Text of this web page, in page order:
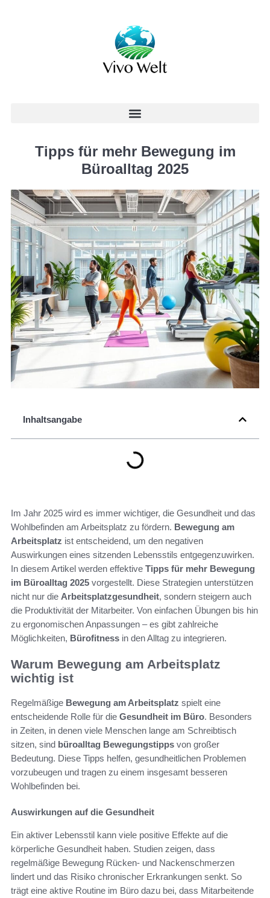
Tipps für mehr Bewegung im
Büroalltag 2025
Inhaltsangabe
Im Jahr 2025 wird es immer wichtiger, die Gesundheit und das
Wohlbefinden am Arbeitsplatz zu fördern. Bewegung am
Arbeitsplatz ist entscheidend, um den negativen
Auswirkungen eines sitzenden Lebensstils entgegenzuwirken.
In diesem Artikel werden effektive Tipps für mehr Bewegung
im Büroalltag 2025 vorgestellt. Diese Strategien unterstützen
nicht nur die Arbeitsplatzgesundheit, sondern steigern auch
die Produktivität der Mitarbeiter. Von einfachen Übungen bis hin
zu ergonomischen Anpassungen – es gibt zahlreiche
Möglichkeiten, Bürofitness in den Alltag zu integrieren.
Warum Bewegung am Arbeitsplatz
wichtig ist
Regelmäßige Bewegung am Arbeitsplatz spielt eine
entscheidende Rolle für die Gesundheit im Büro. Besonders
in Zeiten, in denen viele Menschen lange am Schreibtisch
sitzen, sind büroalltag Bewegungstipps von großer
Bedeutung. Diese Tipps helfen, gesundheitlichen Problemen
vorzubeugen und tragen zu einem insgesamt besseren
Wohlbefinden bei.
Auswirkungen auf die Gesundheit
Ein aktiver Lebensstil kann viele positive Effekte auf die
körperliche Gesundheit haben. Studien zeigen, dass
regelmäßige Bewegung Rücken- und Nackenschmerzen
lindert und das Risiko chronischer Erkrankungen senkt. So
trägt eine aktive Routine im Büro dazu bei, dass Mitarbeitende